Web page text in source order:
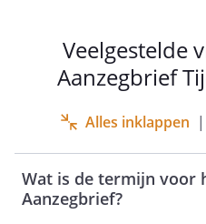
Veelgestelde
Aanzegbrief
Alles inklappen |
Wat is de termijn voor
Aanzegbrief?